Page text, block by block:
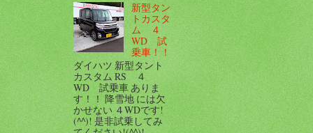
新型タン
トカスタ
ム ４
WD 試
乗車！！
ダイハツ 新型タント
カスタム RS ４
WD 試乗車 ありま
す！！ 降雪地 には欠
かせない ４WDです!
(^^)! 是非試乗してみ